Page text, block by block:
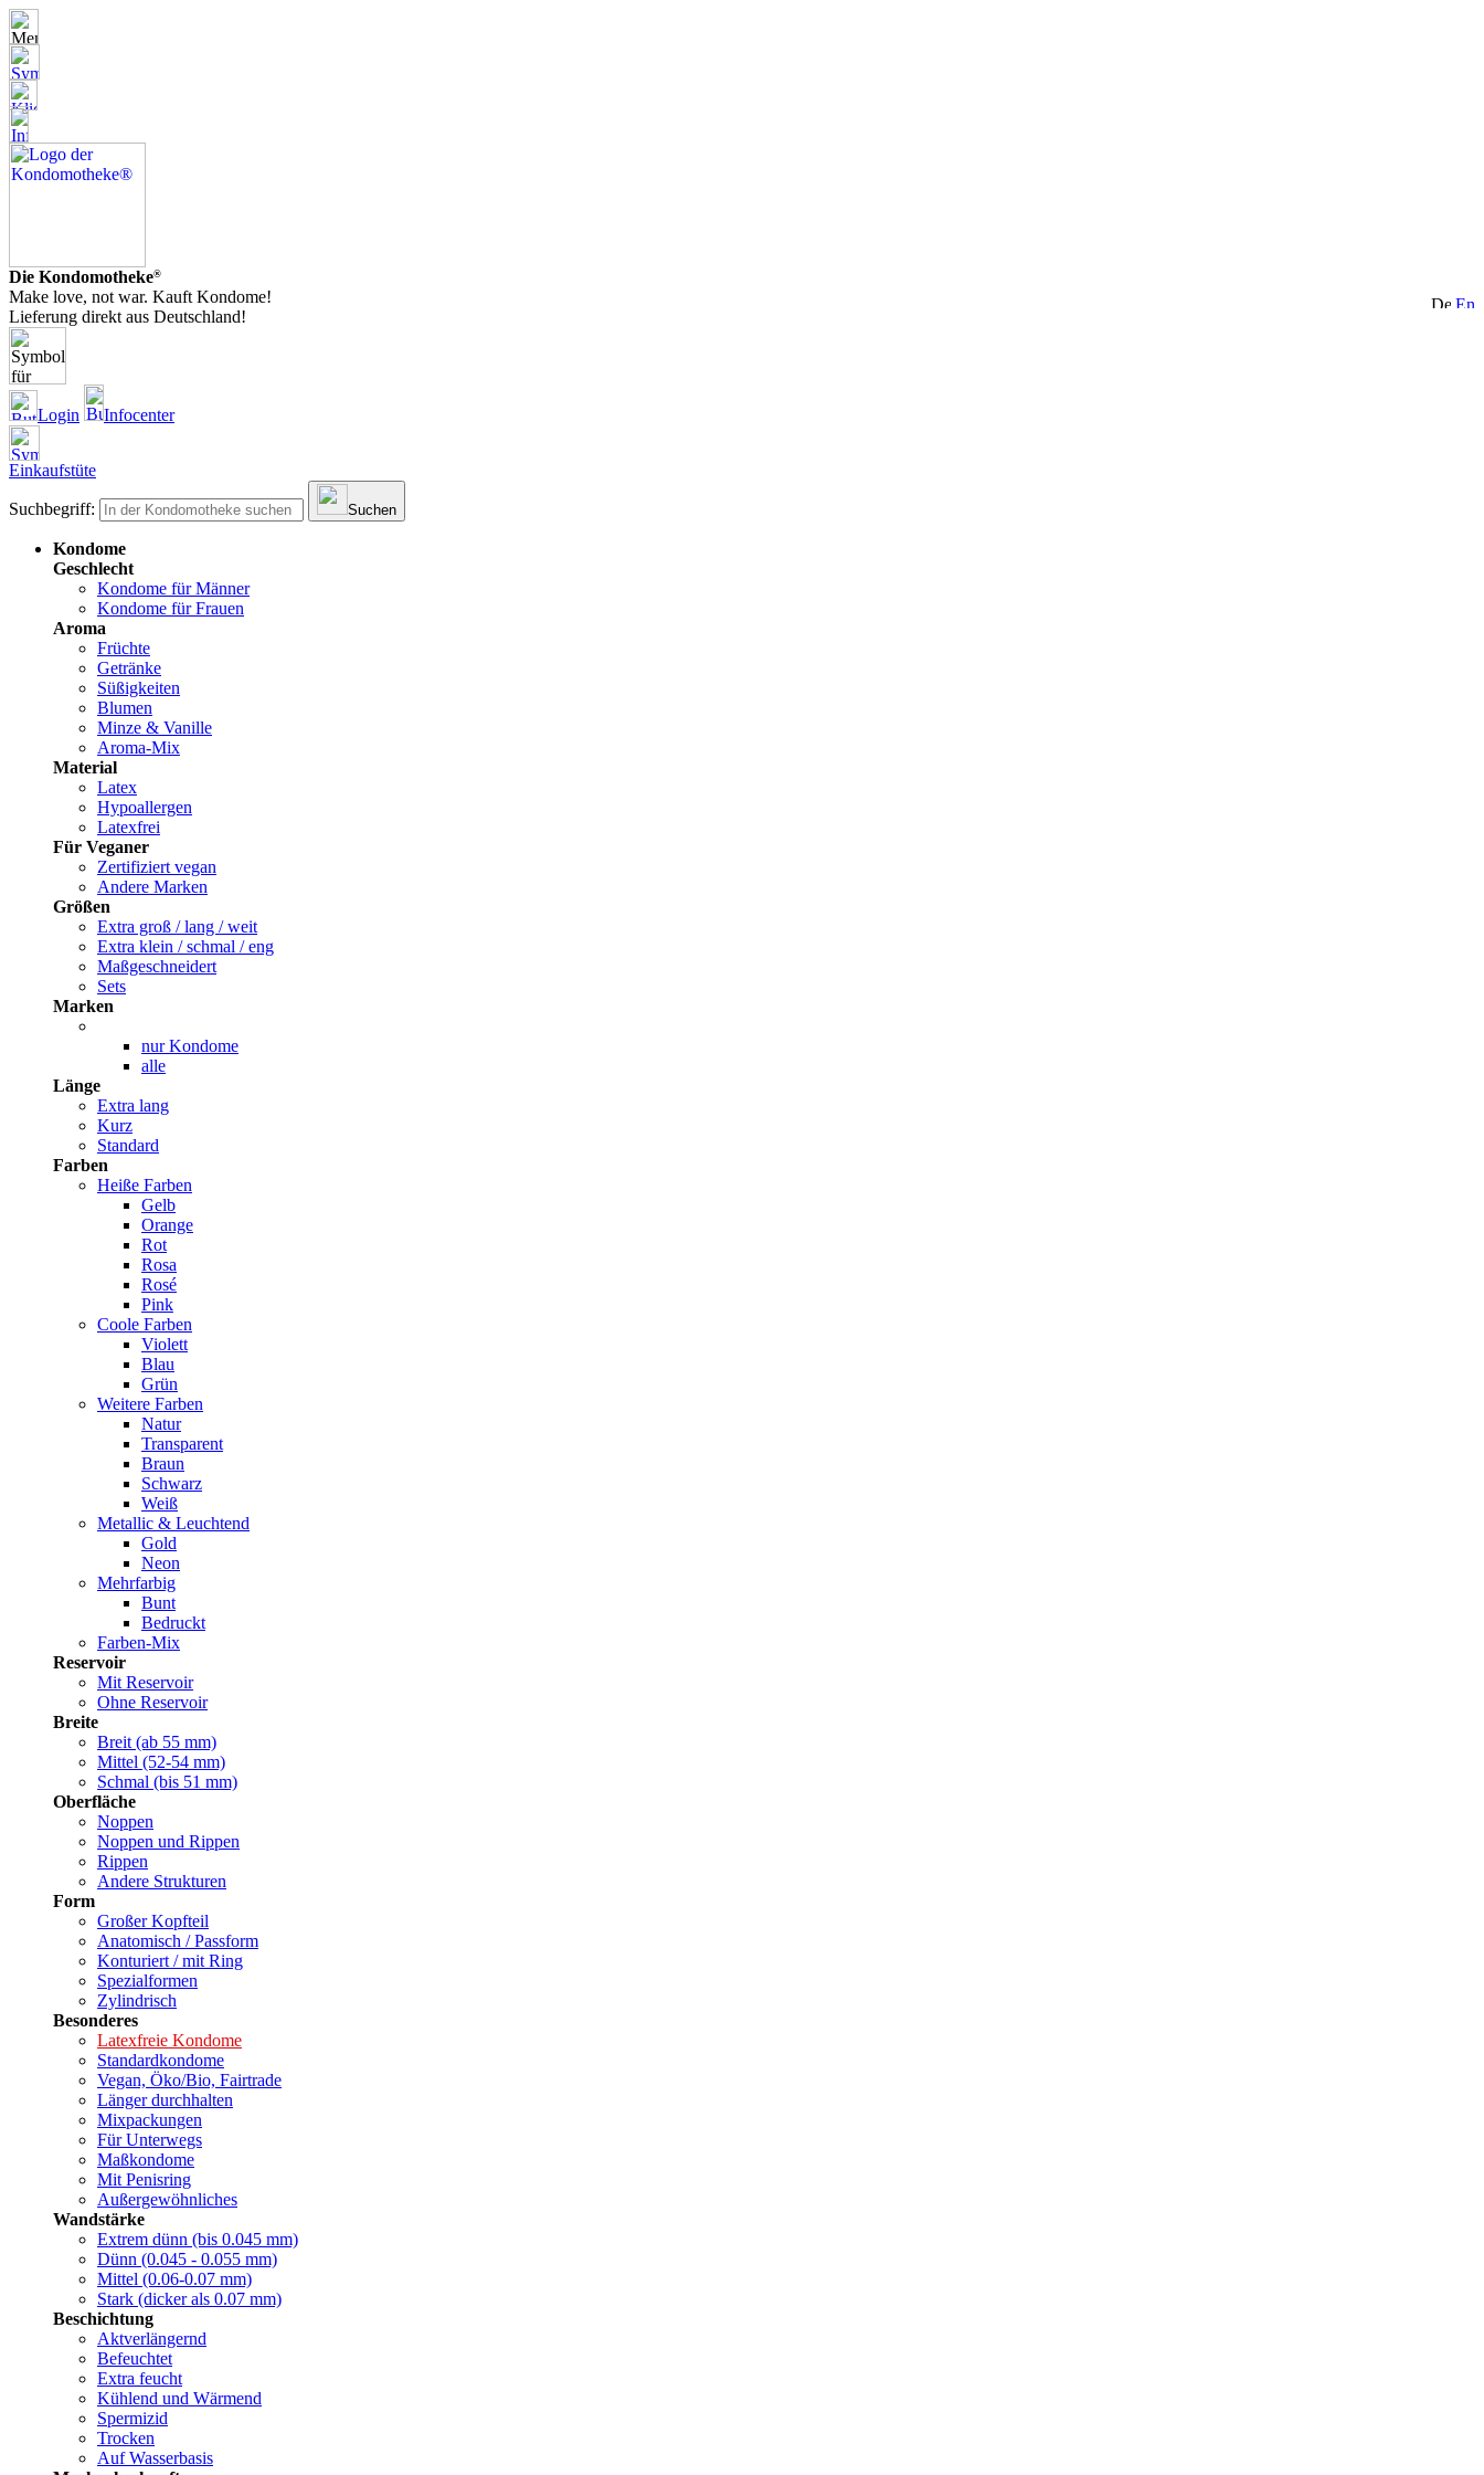
Die Kondomotheke®
Make love, not war. Kauft Kondome!
Lieferung direkt aus Deutschland!
Login Infocenter
Einkaufstüte
Suchbegriff: Suchen
Kondome
Geschlecht
Kondome für Männer
Kondome für Frauen
Aroma
Früchte
Getränke
Süßigkeiten
Blumen
Minze & Vanille
Aroma-Mix
Material
Latex
Hypoallergen
Latexfrei
Für Veganer
Zertifiziert vegan
Andere Marken
Größen
Extra groß / lang / weit
Extra klein / schmal / eng
Maßgeschneidert
Sets
Marken
nur Kondome
alle
Länge
Extra lang
Kurz
Standard
Farben
Heiße Farben
Gelb
Orange
Rot
Rosa
Rosé
Pink
Coole Farben
Violett
Blau
Grün
Weitere Farben
Natur
Transparent
Braun
Schwarz
Weiß
Metallic & Leuchtend
Gold
Neon
Mehrfarbig
Bunt
Bedruckt
Farben-Mix
Reservoir
Mit Reservoir
Ohne Reservoir
Breite
Breit (ab 55 mm)
Mittel (52-54 mm)
Schmal (bis 51 mm)
Oberfläche
Noppen
Noppen und Rippen
Rippen
Andere Strukturen
Form
Großer Kopfteil
Anatomisch / Passform
Konturiert / mit Ring
Spezialformen
Zylindrisch
Besonderes
Latexfreie Kondome
Standardkondome
Vegan, Öko/Bio, Fairtrade
Länger durchhalten
Mixpackungen
Für Unterwegs
Maßkondome
Mit Penisring
Außergewöhnliches
Wandstärke
Extrem dünn (bis 0.045 mm)
Dünn (0.045 - 0.055 mm)
Mittel (0.06-0.07 mm)
Stark (dicker als 0.07 mm)
Beschichtung
Aktverlängernd
Befeuchtet
Extra feucht
Kühlend und Wärmend
Spermizid
Trocken
Auf Wasserbasis